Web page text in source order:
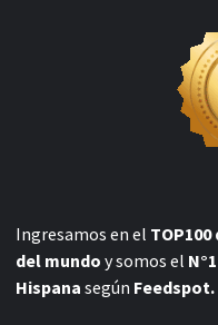
Ingresamos en el
del mundo y somos el
Hispana según Feedspot.